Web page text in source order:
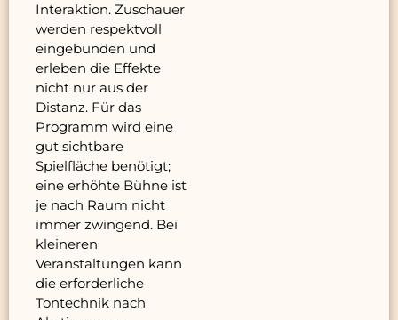
Interaktion. Zuschauer
werden respektvoll
eingebunden und
erleben die Effekte
nicht nur aus der
Distanz. Für das
Programm wird eine
gut sichtbare
Spielfläche benötigt;
eine erhöhte Bühne ist
je nach Raum nicht
immer zwingend. Bei
kleineren
Veranstaltungen kann
die erforderliche
Tontechnik nach